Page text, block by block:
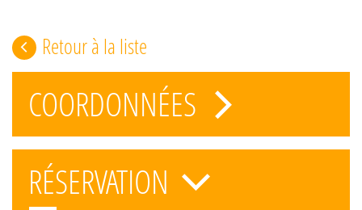
Retour à la liste
COORDONNÉES
RÉSERVATION